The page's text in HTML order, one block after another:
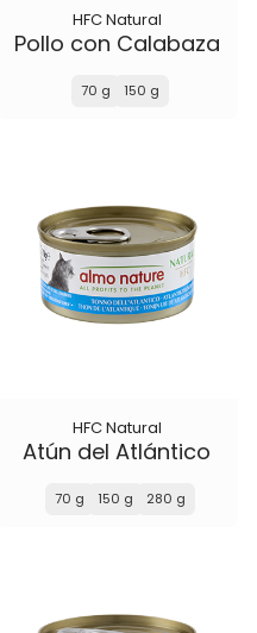
HFC Natural
Pollo con Calabaza
70 g 150 g
HFC Natural
Atún del Atlántico
70 g 150 g 280 g